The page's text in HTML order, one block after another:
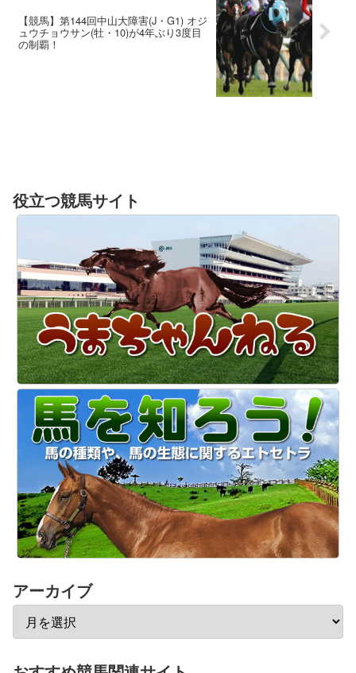
【競馬】第144回中山大障害(J・G1) オジ
ュウチョウサン(牡・10)が4年ぶり3度目
の制覇！
役立つ競馬サイト
アーカイブ